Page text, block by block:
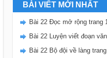
BÀI VIẾT MỚI NHẤT